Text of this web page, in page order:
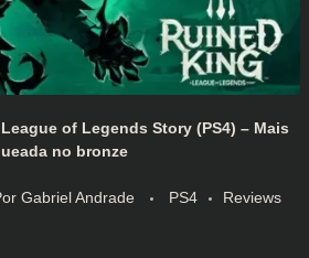
of Legends Story (PS4) – Mais
no bronze
Gabriel Andrade PS4 Reviews